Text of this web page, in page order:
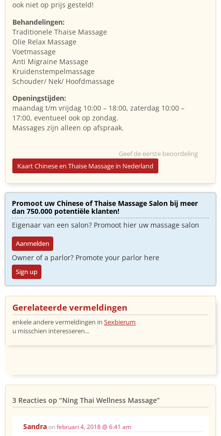
ook niet op prijs gesteld!
Behandelingen:
Traditionele Thaise Massage
Olie Relax Massage
Voetmassage
Anti Migraine Massage
Kruidenstempelmassage
Schouder/ Nek/ Hoofdmassage
Openingstijden:
maandag t/m vrijdag 10:00 – 18:00, zaterdag 10:00 –
17:00, eventueel ook op zondag.
Massages zijn alleen op afspraak.
Geef de eerste beoordeling
Kaart Chinese en Thaise Massage in Nederland
Promoot uw Chinese of Thaise Massage Salon bij meer
dan 750.000 potentiële klanten!
Eigenaar van een salon? Promoot hier uw massage salon
Aanmelden
Owner of a parlor? Promote your parlor here
Sign up
Gerelateerde vermeldingen
enkele andere vermeldingen in Sexbierum
u misschien interesseren...
3 Reacties op “Ning Thai Wellness Massage”
Sandraonfebruari 4, 2018 @ 6:41 am